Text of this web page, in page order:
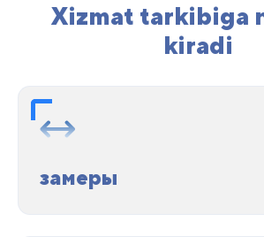
Xizmat tarkibiga
kiradi
замеры